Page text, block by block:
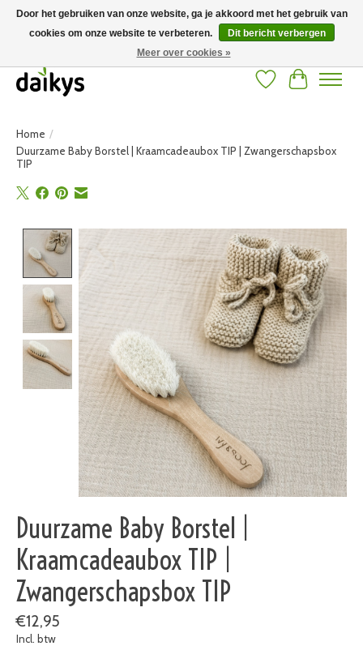
Grote keuze aan producten en snelle verzending! Gratis verzending vanaf 50
Verlanglijst
Home /
Duurzame Baby Borstel | Kraamcadeaubox TIP | Zwangerschapsbox
TIP
Product image slideshow Items
Duurzame Baby Borstel |
Kraamcadeaubox TIP |
Zwangerschapsbox TIP
€12,95
Incl. btw
Door het gebruiken van onze website, ga je akkoord met het gebruik van
cookies om onze website te verbeteren.
Dit bericht verbergen
Meer over cookies »